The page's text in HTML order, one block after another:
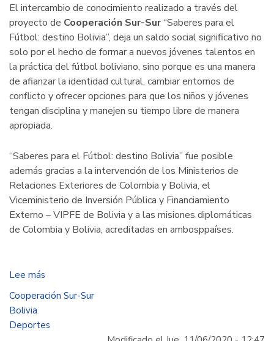
El intercambio de conocimiento realizado a través del
proyecto de Cooperación Sur-Sur“Saberes para el
Fútbol: destino Bolivia”, deja un saldo social significativo no
solo por el hecho de formar a nuevos jóvenes talentos en
la práctica del fútbol boliviano, sino porque es una manera
de afianzar la identidad cultural, cambiar entornos de
conflicto y ofrecer opciones para que los niños y jóvenes
tengan disciplina y manejen su tiempo libre de manera
apropiada.
“Saberes para el Fútbol: destino Bolivia” fue posible
además gracias a la intervención de los Ministerios de
Relaciones Exteriores de Colombia y Bolivia, el
Viceministerio de Inversión Pública y Financiamiento
Externo – VIPFE de Bolivia y a las misiones diplomáticas
de Colombia y Bolivia, acreditadas en ambosppaíses.
Lee más
Cooperación
Cooperación Sur-Sur
Bolivia
Deportes